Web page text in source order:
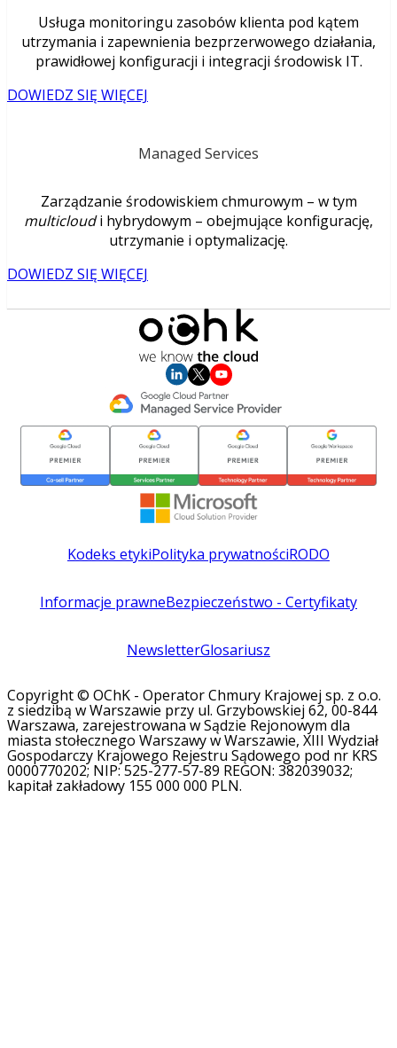
Usługa monitoringu zasobów klienta pod kątem
utrzymania i zapewnienia bezprzerwowego działania,
prawidłowej konfiguracji i integracji środowisk IT.
DOWIEDZ SIĘ WIĘCEJ
Managed Services
Zarządzanie środowiskiem chmurowym – w tym
multicloudi hybrydowym – obejmujące konfigurację,
utrzymanie i optymalizację.
DOWIEDZ SIĘ WIĘCEJ
Kodeks etykiPolityka prywatnościRODO
Informacje prawneBezpieczeństwo - Certyfikaty
NewsletterGlosariusz
Copyright © OChK - Operator Chmury Krajowej sp. z o.o.
z siedzibą w Warszawie przy ul. Grzybowskiej 62, 00-844
Warszawa, zarejestrowana w Sądzie Rejonowym dla
miasta stołecznego Warszawy w Warszawie, XIII Wydział
Gospodarczy Krajowego Rejestru Sądowego pod nr KRS
0000770202; NIP: 525-277-57-89 REGON: 382039032;
kapitał zakładowy 155 000 000 PLN.